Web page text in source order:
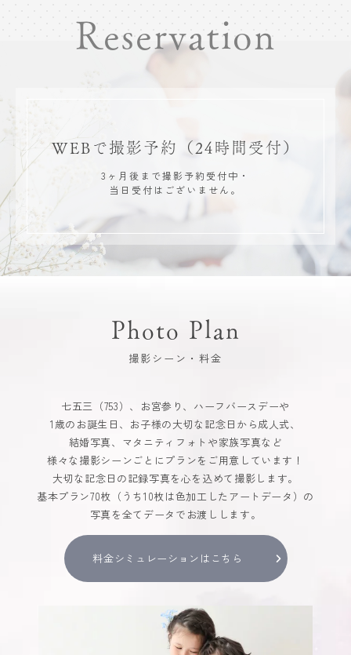
Reservation
WEBで撮影予約 （24時間受付）
3ヶ月後まで撮影予約受付中・
当日受付はございません。
Photo Plan
撮影シーン・料金
七五三（753）、お宮参り、ハーフバースデーや
1歳のお誕生日、お子様の大切な記念日から成人式、
結婚写真、マタニティフォトや家族写真など
様々な撮影シーンごとにプランをご用意しています！
大切な記念日の記録写真を心を込めて撮影します。
基本プラン70枚（うち10枚は色加工したアートデータ）の
写真を全てデータでお渡しします。
料金シミュレーションはこちら